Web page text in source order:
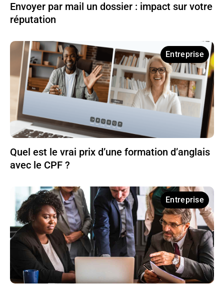
Envoyer par mail un dossier : impact sur votre
réputation
Entreprise
Quel est le vrai prix d’une formation d’anglais
avec le CPF ?
Entreprise